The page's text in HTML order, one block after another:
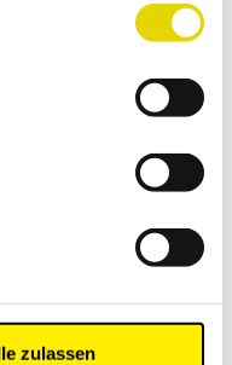
weiteren Daten
Sie ihnen bereitgestellt
sie im Rahmen Ihrer
gesammelt
zulassen